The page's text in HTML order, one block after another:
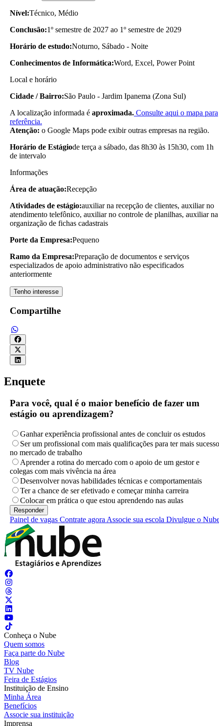
Nível:Técnico, Médio
Conclusão:1º semestre de 2027 ao 1º semestre de 2029
Horário de estudo:Noturno, Sábado - Noite
Conhecimentos de Informática:Word, Excel, Power Point
Local e horário
Cidade / Bairro:São Paulo - Jardim Ipanema (Zona Sul)
A localização informada é aproximada. Consulte aqui o mapa para
referência.
Atenção: o Google Maps pode exibir outras empresas na região.
Horário de Estágiode terça a sábado, das 8h30 às 15h30, com 1h
de intervalo
Informações
Área de atuação:Recepção
Atividades de estágio:auxiliar na recepção de clientes, auxiliar no
atendimento telefônico, auxiliar no controle de planilhas, auxiliar na
organização de fichas cadastrais
Porte da Empresa:Pequeno
Ramo da Empresa:Preparação de documentos e serviços
especializados de apoio administrativo não especificados
anteriormente
Tenho interesse
Compartilhe
Enquete
Para você, qual é o maior benefício de fazer um
estágio ou aprendizagem?
Ganhar experiência profissional antes de concluir os estudos
Ser um profissional com mais qualificações para ter mais sucesso
no mercado de trabalho
Aprender a rotina do mercado com o apoio de um gestor e
colegas com mais vivência na área
Desenvolver novas habilidades técnicas e comportamentais
Ter a chance de ser efetivado e começar minha carreira
Colocar em prática o que estou aprendendo nas aulas
Painel de vagas Contrate agora Associe sua escola Divulgue o
Conheça o Nube
Quem somos
Faça parte do Nube
Blog
TV Nube
Feira de Estágios
Instituição de Ensino
Minha Área
Benefícios
Associe sua instituição
Imprensa